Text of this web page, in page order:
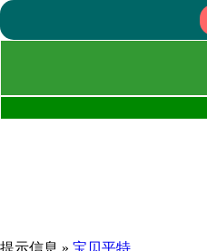
提示信息 » 宝贝平特